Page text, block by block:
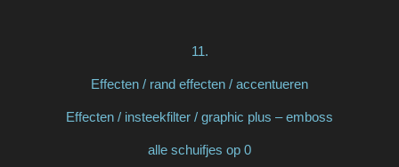
11.
Effecten / rand effecten / accentueren
Effecten / insteekfilter / graphic plus – emboss
alle schuifjes op 0